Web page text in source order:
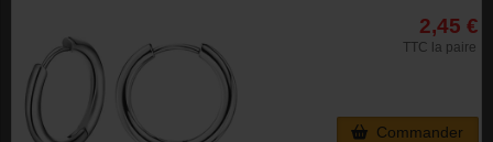
2,45 €
TTC la paire
Commander